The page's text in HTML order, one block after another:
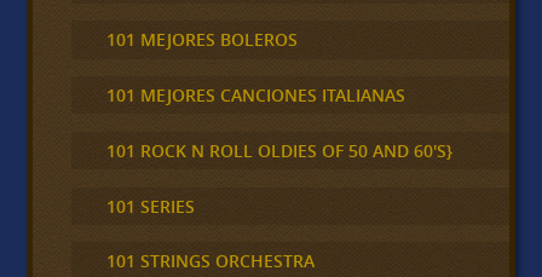
101 MEJORES BOLEROS
101 MEJORES CANCIONES ITALIANAS
101 ROCK N ROLL OLDIES OF 50 AND 60'S}
101 SERIES
101 STRINGS ORCHESTRA